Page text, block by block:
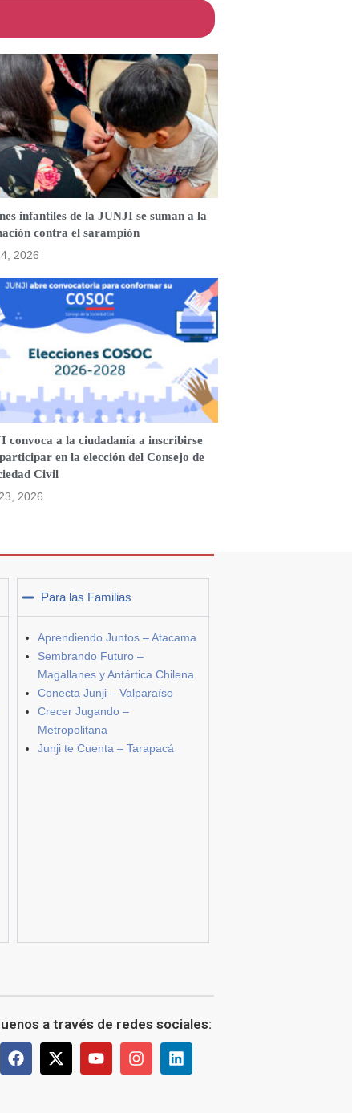
infantiles de la JUNJI se suman a la
contra el sarampión
2026
convoca a la ciudadanía a inscribirse
en la elección del Consejo de
Civil
2026
Para las Familias
Aprendiendo Juntos – Atacama
Sembrando Futuro –
Magallanes y Antártica Chilena
Conecta Junji – Valparaíso
Crecer Jugando –
Metropolitana
Junji te Cuenta – Tarapacá
a través de redes sociales: